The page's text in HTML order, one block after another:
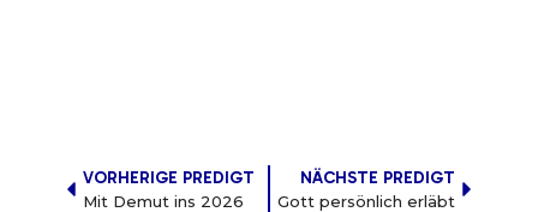
VORHERIGE PREDIGT
Mit Demut ins 2026
NÄCHSTE PREDIGT
Gott persönlich erläbt